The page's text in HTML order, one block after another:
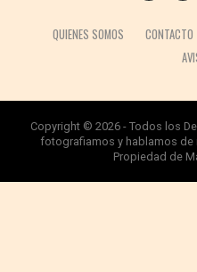
QUIENES SOMOS CONTACTO
Copyright © 2026 - Todos los
fotografiamos y hablamos de
Propiedad de